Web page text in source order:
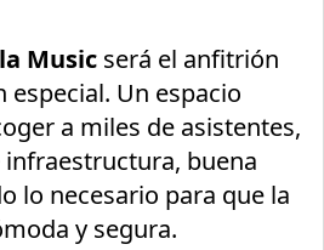
Music será el anfitrión
especial. Un espacio
a miles de asistentes,
buena
lo necesario para que la
y segura.